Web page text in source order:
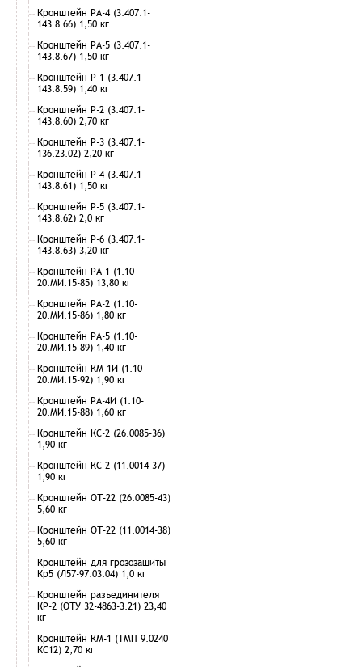
Кронштейн РА-4 (3.407.1-
143.8.66) 1,50 кг
Кронштейн РА-5 (3.407.1-
143.8.67) 1,50 кг
Кронштейн Р-1 (3.407.1-
143.8.59) 1,40 кг
Кронштейн Р-2 (3.407.1-
143.8.60) 2,70 кг
Кронштейн Р-3 (3.407.1-
136.23.02) 2,20 кг
Кронштейн Р-4 (3.407.1-
143.8.61) 1,50 кг
Кронштейн Р-5 (3.407.1-
143.8.62) 2,0 кг
Кронштейн Р-6 (3.407.1-
143.8.63) 3,20 кг
Кронштейн РА-1 (1.10-
20.МИ.15-85) 13,80 кг
Кронштейн РА-2 (1.10-
20.МИ.15-86) 1,80 кг
Кронштейн РА-5 (1.10-
20.МИ.15-89) 1,40 кг
Кронштейн КМ-1И (1.10-
20.МИ.15-92) 1,90 кг
Кронштейн РА-4И (1.10-
20.МИ.15-88) 1,60 кг
Кронштейн КС-2 (26.0085-36)
1,90 кг
Кронштейн КС-2 (11.0014-37)
1,90 кг
Кронштейн ОТ-22 (26.0085-43)
5,60 кг
Кронштейн ОТ-22 (11.0014-38)
5,60 кг
Кронштейн для грозозащиты
Кр5 (Л57-97.03.04) 1,0 кг
Кронштейн разъединителя
КР-2 (ОТУ 32-4863-3.21) 23,40
кг
Кронштейн КМ-1 (ТМП 9.0240
КС12) 2,70 кг